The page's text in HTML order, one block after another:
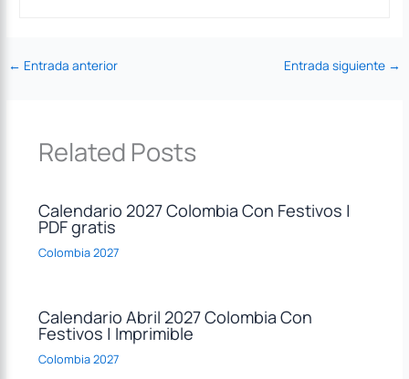
← Entrada anterior Entrada siguiente →
Related Posts
Calendario 2027 Colombia Con Festivos |
PDF gratis
Colombia 2027
Calendario Abril 2027 Colombia Con
Festivos | Imprimible
Colombia 2027